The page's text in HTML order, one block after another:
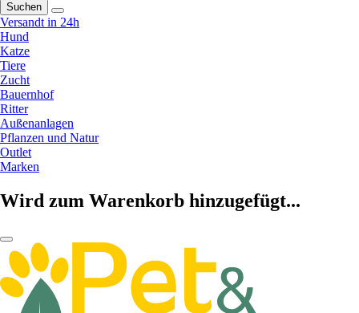
Suchen
Versandt in 24h
Hund
Katze
Tiere
Zucht
Bauernhof
Ritter
Außenanlagen
Pflanzen und Natur
Outlet
Marken
Wird zum Warenkorb hinzugefügt...